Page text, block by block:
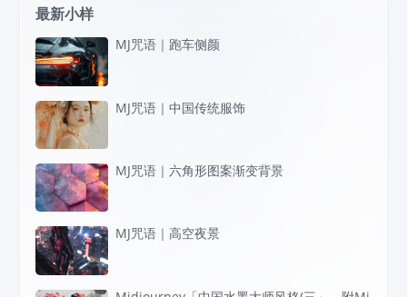
最新小样
MJ咒语｜跑车侧颜
MJ咒语｜中国传统服饰
MJ咒语｜六角形图案渐变背景
MJ咒语｜高空夜景